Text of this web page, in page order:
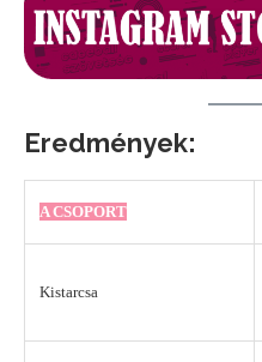
Eredmények:
A CSOPORT
Kistarcsa